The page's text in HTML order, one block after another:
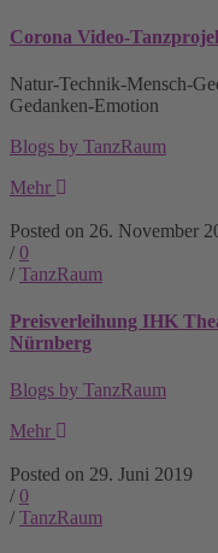
Corona Video-
Natur-Technik-Mensch-
Gedanken-Emotion
Blogs by TanzRaum
Mehr
Posted on 26. November
/ 0
/ TanzRaum
Preisverleihung IHK
Nürnberg
Blogs by TanzRaum
Mehr
Posted on 29. Juni 2019
/ 0
/ TanzRaum